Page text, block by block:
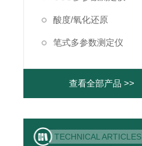
酸度/氧化还原
笔式多参数测定仪
查看全部产品 >>
TECHNICAL ARTICLES